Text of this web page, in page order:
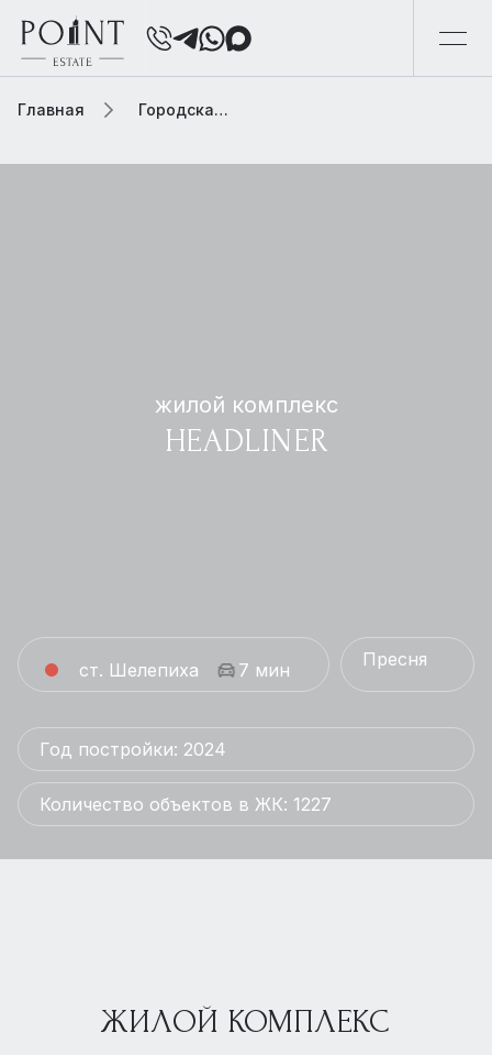
Главная Городская элитная недвижимость
жилой комплекс
HEADLINER
ст. Шелепиха 7 мин Пресня
Год постройки: 2024
Количество объектов в ЖК: 1227
ЖИЛОЙ КОМПЛЕКС